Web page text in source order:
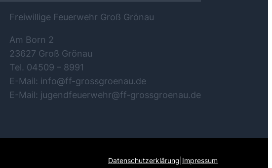
Freiwillige Feuerwehr Groß Grönau
Am Born 2
23627 Groß Grönau
Tel. 04509 – 8991
E-Mail: info@ff-grossgroenau.de
E-Mail: jugendfeuerwehr@ff-grossgroenau.de
Datenschutzerklärung Impressum